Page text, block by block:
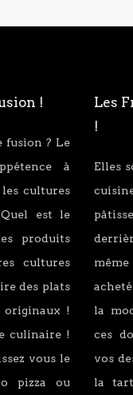
!
fusion ? Le
à
cultures
est le
produits
cultures
des plats
originaux !
culinaire !
vous le
pizza ou
Les
!
Elles
même
la
ces
vos
la